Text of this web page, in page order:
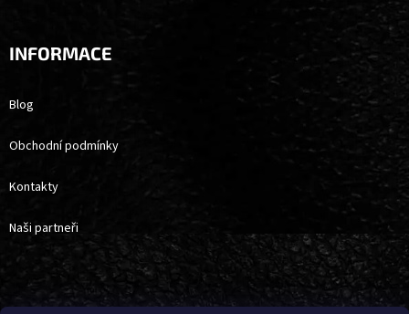
INFORMACE
Blog
Obchodní podmínky
Kontakty
Naši partneři